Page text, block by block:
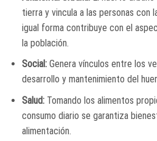
tierra y vincula a las personas con
igual forma contribuye con el
la población.
Social: Genera vínculos entre los
desarrollo y mantenimiento del
Salud:Tomando los alimentos
consumo diario se garantiza
alimentación.